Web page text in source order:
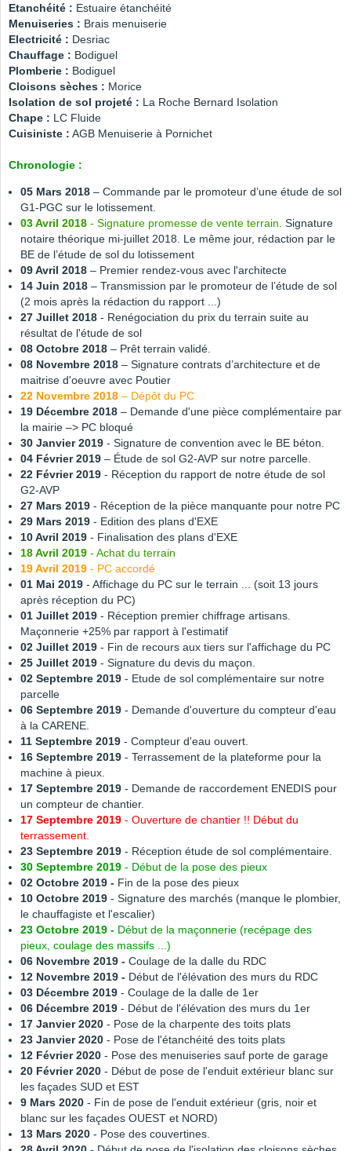
Etanchéité : Estuaire étanchéité
Menuiseries : Brais menuiserie
Electricité : Desriac
Chauffage : Bodiguel
Plomberie : Bodiguel
Cloisons sèches : Morice
Isolation de sol projeté : La Roche Bernard Isolation
Chape : LC Fluide
Cuisiniste : AGB Menuiserie à Pornichet
Chronologie :
05 Mars 2018 – Commande par le promoteur d’une étude de sol
G1-PGC sur le lotissement.
03 Avril 2018 - Signature promesse de vente terrain. Signature
notaire théorique mi-juillet 2018. Le même jour, rédaction par le
BE de l’étude de sol du lotissement
09 Avril 2018 – Premier rendez-vous avec l'architecte
14 Juin 2018 – Transmission par le promoteur de l’étude de sol
(2 mois après la rédaction du rapport ...)
27 Juillet 2018 - Renégociation du prix du terrain suite au
résultat de l'étude de sol
08 Octobre 2018 – Prêt terrain validé.
08 Novembre 2018 – Signature contrats d’architecture et de
maitrise d'oeuvre avec Poutier
22 Novembre 2018 – Dépôt du PC
19 Décembre 2018 – Demande d'une pièce complémentaire par
la mairie –> PC bloqué
30 Janvier 2019 - Signature de convention avec le BE béton.
04 Février 2019 – Étude de sol G2-AVP sur notre parcelle.
22 Février 2019 - Réception du rapport de notre étude de sol
G2-AVP
27 Mars 2019 - Réception de la pièce manquante pour notre PC
29 Mars 2019 - Edition des plans d'EXE
10 Avril 2019 - Finalisation des plans d'EXE
18 Avril 2019 - Achat du terrain
19 Avril 2019 - PC accordé
01 Mai 2019 - Affichage du PC sur le terrain ... (soit 13 jours
après réception du PC)
01 Juillet 2019 - Réception premier chiffrage artisans.
Maçonnerie +25% par rapport à l'estimatif
02 Juillet 2019 - Fin de recours aux tiers sur l'affichage du PC
25 Juillet 2019 - Signature du devis du maçon.
02 Septembre 2019 - Etude de sol complémentaire sur notre
parcelle
06 Septembre 2019 - Demande d'ouverture du compteur d'eau
à la CARENE.
11 Septembre 2019 - Compteur d'eau ouvert.
16 Septembre 2019 - Terrassement de la plateforme pour la
machine à pieux.
17 Septembre 2019 - Demande de raccordement ENEDIS pour
un compteur de chantier.
17 Septembre 2019 - Ouverture de chantier !! Début du
terrassement.
23 Septembre 2019 - Réception étude de sol complémentaire.
30 Septembre 2019 - Début de la pose des pieux
02 Octobre 2019 - Fin de la pose des pieux
10 Octobre 2019 - Signature des marchés (manque le plombier,
le chauffagiste et l'escalier)
23 Octobre 2019 - Début de la maçonnerie (recépage des
pieux, coulage des massifs ...)
06 Novembre 2019 - Coulage de la dalle du RDC
12 Novembre 2019 - Début de l'élévation des murs du RDC
03 Décembre 2019 - Coulage de la dalle de 1er
06 Décembre 2019 - Début de l'élévation des murs du 1er
17 Janvier 2020 - Pose de la charpente des toits plats
23 Janvier 2020 - Pose de l'étanchéité des toits plats
12 Février 2020 - Pose des menuiseries sauf porte de garage
20 Février 2020 - Début de pose de l'enduit extérieur blanc sur
les façades SUD et EST
9 Mars 2020 - Fin de pose de l'enduit extérieur (gris, noir et
blanc sur les façades OUEST et NORD)
13 Mars 2020 - Pose des couvertines.